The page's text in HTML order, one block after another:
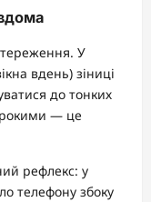
У
вдень) зіниці
до тонких
— це
рефлекс: у
телефону збоку